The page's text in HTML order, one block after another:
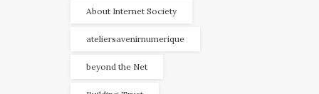
About Internet Society
ateliersavenirnumerique
beyond the Net